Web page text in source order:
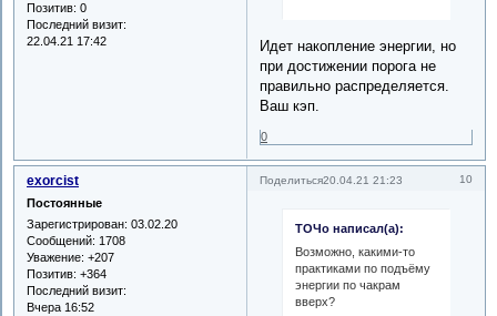
Позитив: 0
Последний визит:
22.04.21 17:42
Идет накопление энергии, но
при достижении порога не
правильно распределяется.
Ваш кэп.
0
Поделиться 10
20.04.21 21:23
exorcist
Постоянные
Зарегистрирован: 03.02.20
Сообщений: 1708
Уважение: +207
Позитив: +364
Последний визит:
Вчера 16:52
ТОЧо написал(а):
Возможно, какими-то
практиками по подъёму
энергии по чакрам
вверх?